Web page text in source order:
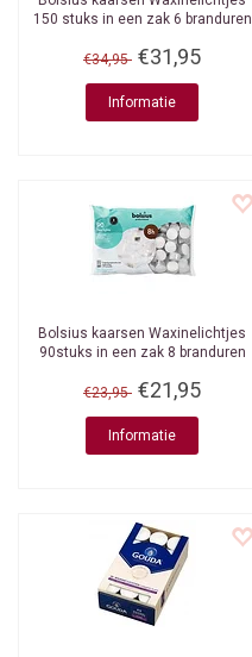
150 stuks in een zak 6 branduren
€34,95 €31,95
Informatie
Bolsius kaarsen Waxinelichtjes
90stuks in een zak 8 branduren
€23,95 €21,95
Informatie